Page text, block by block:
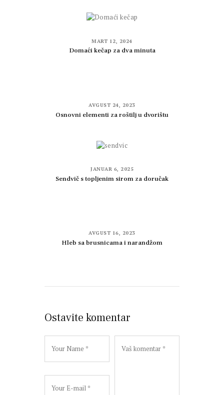
MART 12, 2024
Domaći kečap za dva minuta
AVGUST 24, 2023
Osnovni elementi za roštilj u dvorištu
JANUAR 6, 2025
Sendvič s topljenim sirom za doručak
AVGUST 16, 2023
Hleb sa brusnicama i narandžom
Ostavite komentar